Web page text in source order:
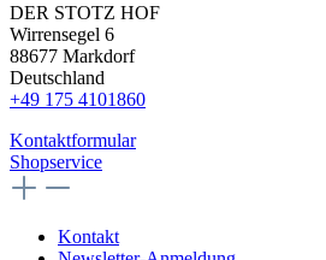
DER STOTZ HOF
Wirrensegel 6
88677 Markdorf
Deutschland
+49 175 4101860
Kontaktformular
Shopservice
Kontakt